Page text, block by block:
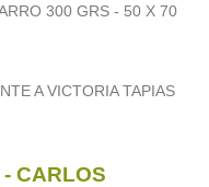
300 GRS - 50 X 70
A VICTORIA TAPIAS
- CARLOS